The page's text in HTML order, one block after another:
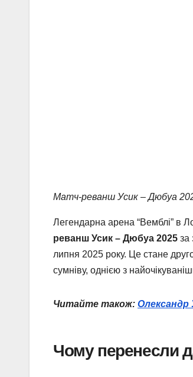
Матч-реванш Усик – Дюбуа
Легендарна арена “Вемблі” в
реванш Усик – Дюбуа 2025 за
липня 2025 року. Це стане
сумніву, однією з
Читайте також: Олександр
Чому перенесли